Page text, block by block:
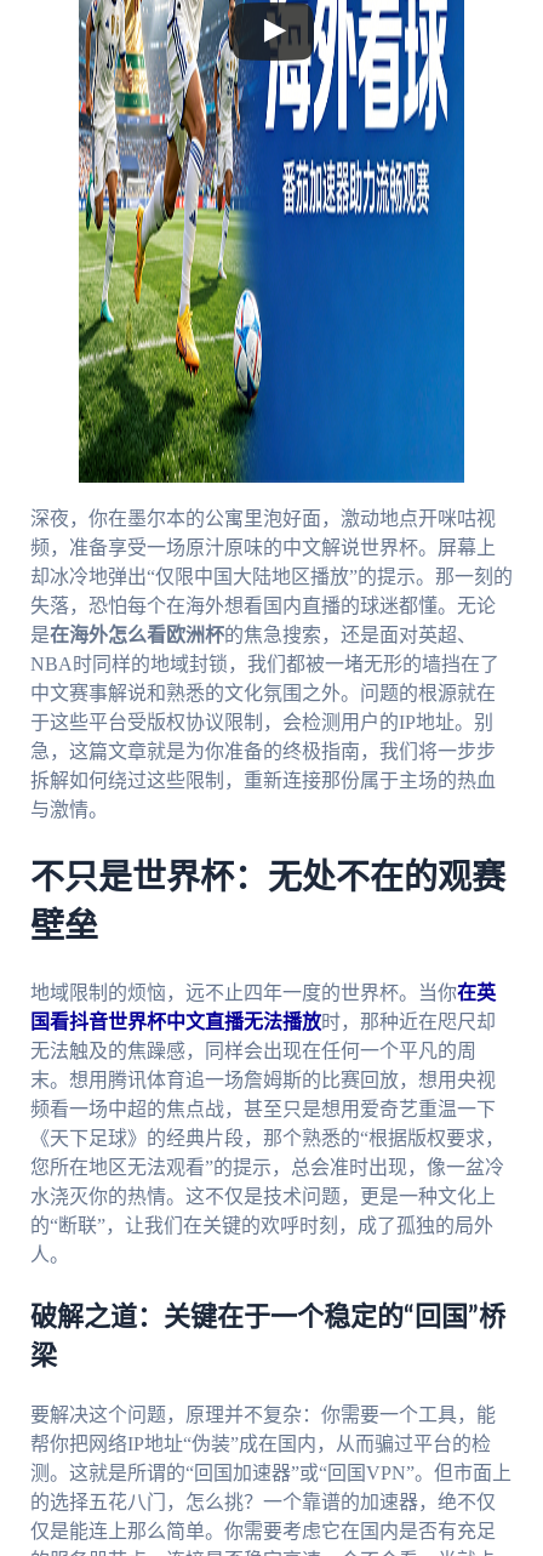
深夜，你在墨尔本的公寓里泡好面，激动地点开咪咕视
频，准备享受一场原汁原味的中文解说世界杯。屏幕上
却冰冷地弹出“仅限中国大陆地区播放”的提示。那一刻的
失落，恐怕每个在海外想看国内直播的球迷都懂。无论
是在海外怎么看欧洲杯的焦急搜索，还是面对英超、
NBA时同样的地域封锁，我们都被一堵无形的墙挡在了
中文赛事解说和熟悉的文化氛围之外。问题的根源就在
于这些平台受版权协议限制，会检测用户的IP地址。别
急，这篇文章就是为你准备的终极指南，我们将一步步
拆解如何绕过这些限制，重新连接那份属于主场的热血
与激情。
不只是世界杯：无处不在的观赛
壁垒
地域限制的烦恼，远不止四年一度的世界杯。当你在英
国看抖音世界杯中文直播无法播放时，那种近在咫尺却
无法触及的焦躁感，同样会出现在任何一个平凡的周
末。想用腾讯体育追一场詹姆斯的比赛回放，想用央视
频看一场中超的焦点战，甚至只是想用爱奇艺重温一下
《天下足球》的经典片段，那个熟悉的“根据版权要求，
您所在地区无法观看”的提示，总会准时出现，像一盆冷
水浇灭你的热情。这不仅是技术问题，更是一种文化上
的“断联”，让我们在关键的欢呼时刻，成了孤独的局外
人。
破解之道：关键在于一个稳定的“回国”桥
梁
要解决这个问题，原理并不复杂：你需要一个工具，能
帮你把网络IP地址“伪装”成在国内，从而骗过平台的检
测。这就是所谓的“回国加速器”或“回国VPN”。但市面上
的选择五花八门，怎么挑？一个靠谱的加速器，绝不仅
仅是能连上那么简单。你需要考虑它在国内是否有充足